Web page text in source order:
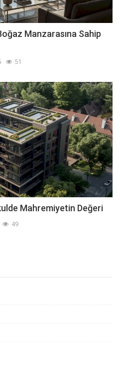
Manzarasına Sahip
51
Mahremiyetin Değeri
49